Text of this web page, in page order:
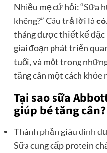
Nhiều mẹ cứ hỏi: “Sữa
không?” Câu trả lời làcó
tháng được thiết kế
giai đoạn phát triển
tuổi, và một trong
tăng cân một cách khỏe
Tại sao sữa
giúp bé tăng cân?
Thành phần giàu dinh
Sữa cung cấp protein